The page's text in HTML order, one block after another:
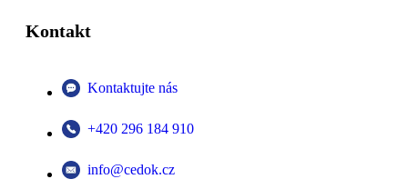
Kontakt
Kontaktujte nás
+420 296 184 910
info@cedok.cz